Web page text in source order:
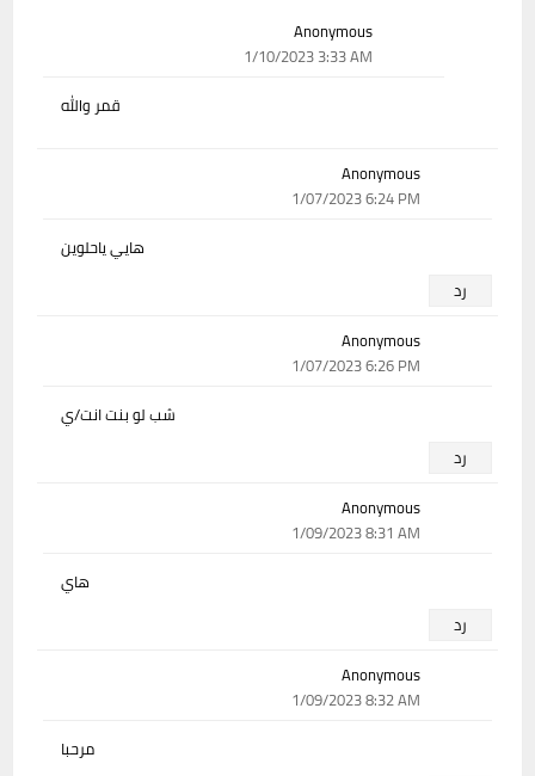
Anonymous
1/10/2023 3:33 AM
قمر والله
Anonymous
1/07/2023 6:24 PM
هايي ياحلوين
رد
Anonymous
1/07/2023 6:26 PM
شب لو بنت انت/ي
رد
Anonymous
1/09/2023 8:31 AM
هاي
رد
Anonymous
1/09/2023 8:32 AM
مرحبا